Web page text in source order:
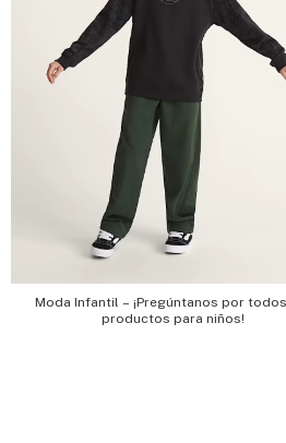
Moda Infantil – ¡Pregúntanos por
productos para niños!